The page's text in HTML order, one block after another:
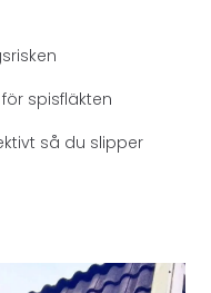
spisfläkten
så du slipper